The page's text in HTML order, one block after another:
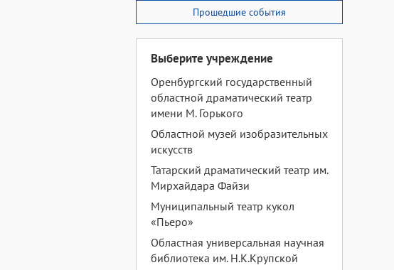
Прошедшие события
Выберите учреждение
Оренбургский государственный
областной драматический театр
имени М. Горького
Областной музей изобразительных
искусств
Татарский драматический театр им.
Мирхайдара Файзи
Муниципальный театр кукол
«Пьеро»
Областная универсальная научная
библиотека им. Н.К.Крупской